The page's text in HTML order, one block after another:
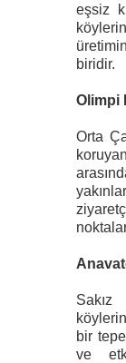
eşsiz
biridir.
Olimpi
Orta
bir
ve